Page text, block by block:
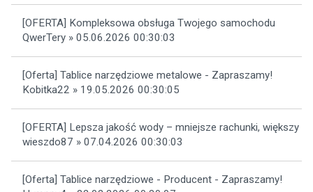
[OFERTA] Kompleksowa obsługa Twojego samochodu
QwerTery » 05.06.2026 00:30:03
[Oferta] Tablice narzędziowe metalowe - Zapraszamy!
Kobitka22 » 19.05.2026 00:30:05
[OFERTA] Lepsza jakość wody – mniejsze rachunki, większy
wieszdo87 » 07.04.2026 00:30:03
[Oferta] Tablice narzędziowe - Producent - Zapraszamy!